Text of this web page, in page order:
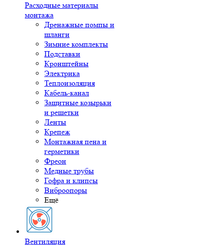
Расходные материалы
монтажа
Дренажные помпы и
шланги
Зимние комплекты
Подставки
Кронштейны
Электрика
Теплоизоляция
Кабель-канал
Защитные козырьки
и решетки
Ленты
Крепеж
Монтажная пена и
герметики
Фреон
Медные трубы
Гофра и клипсы
Виброопоры
Ещё
Вентиляция